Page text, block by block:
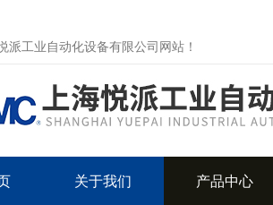
派工业自动化设备有限公司网站！
关于我们 产品中心